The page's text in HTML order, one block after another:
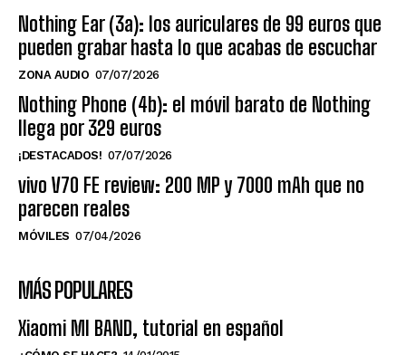
Nothing Ear (3a): los auriculares de 99 euros que
pueden grabar hasta lo que acabas de escuchar
ZONA AUDIO 07/07/2026
Nothing Phone (4b): el móvil barato de Nothing
llega por 329 euros
¡DESTACADOS! 07/07/2026
vivo V70 FE review: 200 MP y 7000 mAh que no
parecen reales
MÓVILES 07/04/2026
MÁS POPULARES
Xiaomi MI BAND, tutorial en español